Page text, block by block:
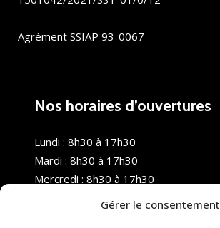
Gérer le consentement
Agrément SSIAP 93-0067
Nos horaires d’ouvertures
Lundi : 8h30 à 17h30
Mardi : 8h30 à 17h30
Mercredi : 8h30 à 17h30